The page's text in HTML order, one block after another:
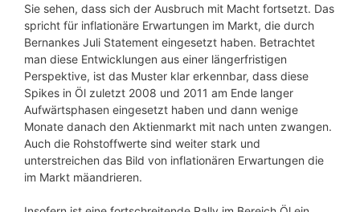
Sie sehen, dass sich der Ausbruch mit Macht fortsetzt. Das
spricht für inflationäre Erwartungen im Markt, die durch
Bernankes Juli Statement eingesetzt haben. Betrachtet
man diese Entwicklungen aus einer längerfristigen
Perspektive, ist das Muster klar erkennbar, dass diese
Spikes in Öl zuletzt 2008 und 2011 am Ende langer
Aufwärtsphasen eingesetzt haben und dann wenige
Monate danach den Aktienmarkt mit nach unten zwangen.
Auch die Rohstoffwerte sind weiter stark und
unterstreichen das Bild von inflationären Erwartungen die
im Markt mäandrieren.